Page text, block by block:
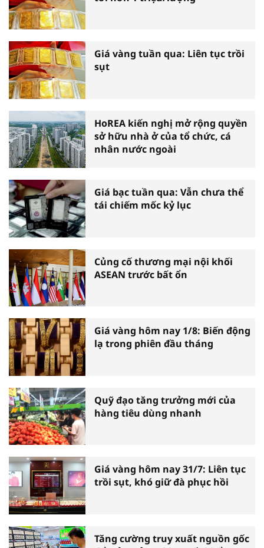
Giá vàng tuần qua: Liên tục trồi
sụt
HoREA kiến nghị mở rộng quyền
sở hữu nhà ở của tổ chức, cá
nhân nước ngoài
Giá bạc tuần qua: Vẫn chưa thể
tái chiếm mốc kỷ lục
Củng cố thương mại nội khối
ASEAN trước bất ổn
Giá vàng hôm nay 1/8: Biến động
lạ trong phiên đầu tháng
Quỹ đạo tăng trưởng mới của
hàng tiêu dùng nhanh
Giá vàng hôm nay 31/7: Liên tục
trồi sụt, khó giữ đà phục hồi
Tăng cường truy xuất nguồn gốc